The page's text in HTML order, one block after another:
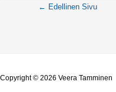
← Edellinen Sivu
Copyright © 2026 Veera Tamminen